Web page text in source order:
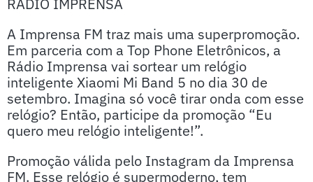
RÁDIO IMPRENSA
A Imprensa FM traz mais uma superpromoção.
Em parceria com a Top Phone Eletrônicos, a
Rádio Imprensa vai sortear um relógio
inteligente Xiaomi Mi Band 5 no dia 30 de
setembro. Imagina só você tirar onda com esse
relógio? Então, participe da promoção “Eu
quero meu relógio inteligente!”.
Promoção válida pelo Instagram da Imprensa
FM. Esse relógio é supermoderno, tem